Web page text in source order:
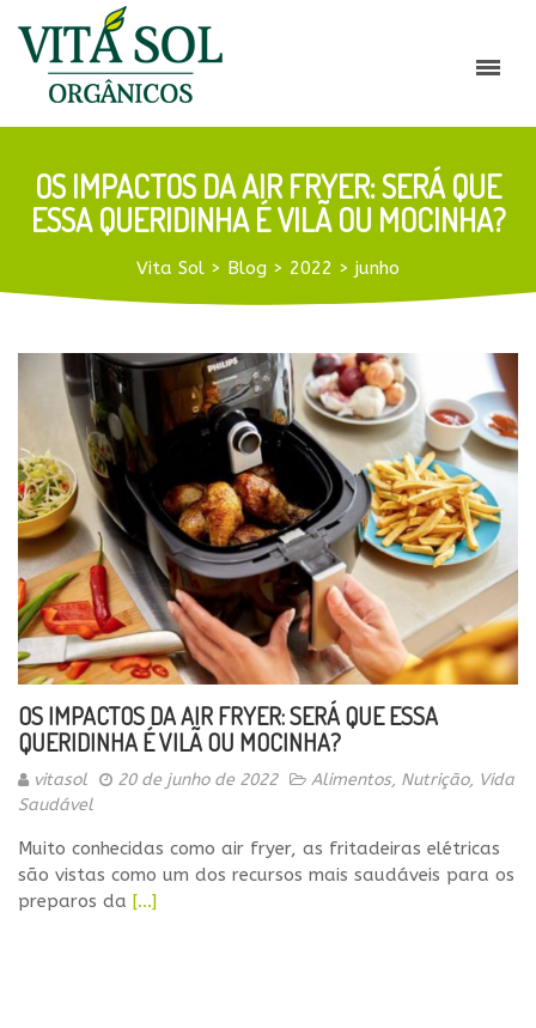
OS IMPACTOS DA AIR FRYER: SERÁ QUE
ESSA QUERIDINHA É VILÃ OU MOCINHA?
Vita Sol > Blog > 2022 > junho
OS IMPACTOS DA AIR FRYER: SERÁ QUE ESSA
QUERIDINHA É VILÃ OU MOCINHA?
vitasol 20 de junho de 2022 Alimentos, Nutrição, Vida
Saudável
Muito conhecidas como air fryer, as fritadeiras elétricas
são vistas como um dos recursos mais saudáveis para os
preparos da […]